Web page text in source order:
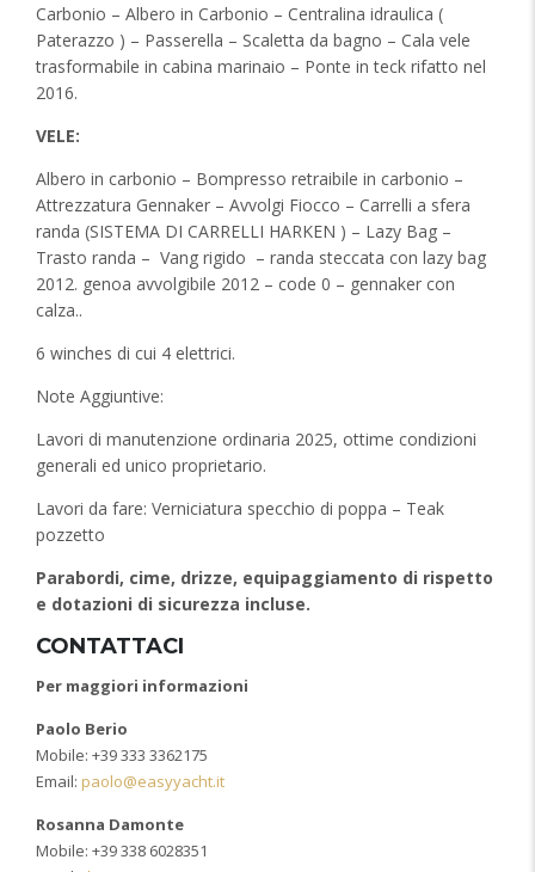
Carbonio – Albero in Carbonio – Centralina idraulica (
Paterazzo ) – Passerella – Scaletta da bagno – Cala vele
trasformabile in cabina marinaio – Ponte in teck rifatto nel
2016.
VELE:
Albero in carbonio – Bompresso retraibile in carbonio –
Attrezzatura Gennaker – Avvolgi Fiocco – Carrelli a sfera
randa (SISTEMA DI CARRELLI HARKEN ) – Lazy Bag –
Trasto randa – Vang rigido – randa steccata con lazy bag
2012. genoa avvolgibile 2012 – code 0 – gennaker con
calza..
6 winches di cui 4 elettrici.
Note Aggiuntive:
Lavori di manutenzione ordinaria 2025, ottime condizioni
generali ed unico proprietario.
Lavori da fare: Verniciatura specchio di poppa – Teak
pozzetto
Parabordi, cime, drizze, equipaggiamento di rispetto
e dotazioni di sicurezza incluse.
CONTATTACI
Per maggiori informazioni
Paolo Berio
Mobile: +39 333 3362175
Email: paolo@easyyacht.it
Rosanna Damonte
Mobile: +39 338 6028351